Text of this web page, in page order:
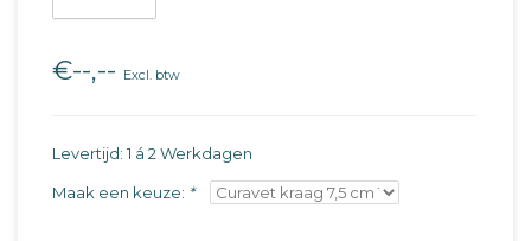
€--,-- Excl. btw
Levertijd: 1 á 2 Werkdagen
Maak een keuze: *